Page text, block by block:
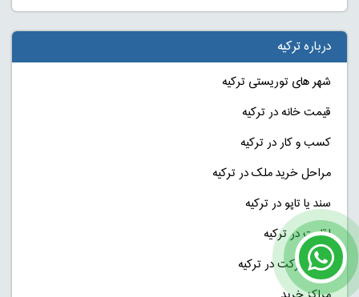
درباره ترکیه
شهر های توریستی ترکیه
قیمت خانه در ترکیه
کسب و کار در ترکیه
مراحل خرید ملک در ترکیه
سند یا تاپو در ترکیه
اقامت در ترکیه
ثبت شرکت در ترکیه